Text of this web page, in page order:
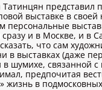
Татинцян представил
выставке в
персональные
и в Москве, и в
что сам
в выставках (даже
в шумихе, связанной
предпочитая
жизнь в